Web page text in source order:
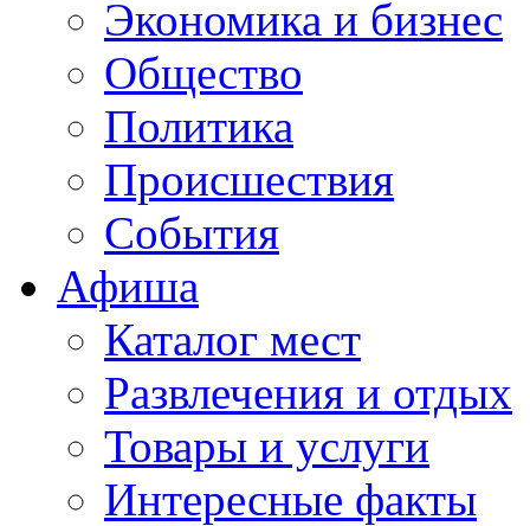
Экономика и бизнес
Общество
Политика
Происшествия
События
Афиша
Каталог мест
Развлечения и отдых
Товары и услуги
Интересные факты